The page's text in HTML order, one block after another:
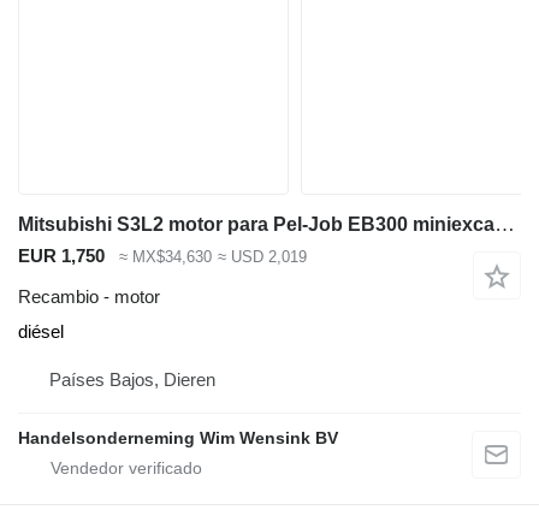
Mitsubishi S3L2 motor para Pel-Job EB300 miniexcavadora
EUR 1,750 ≈ MX$34,630 ≈ USD 2,019
Recambio - motor
diésel
Países Bajos, Dieren
Handelsonderneming Wim Wensink BV